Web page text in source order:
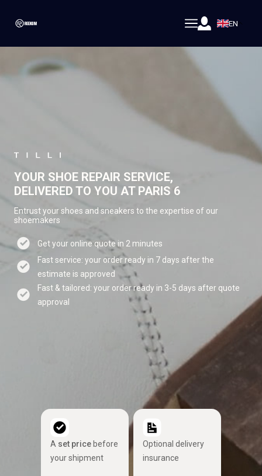
EN
YOUR SHOE REPAIR SERVICE,
DELIVERED TO YOU AT PARIS 6
Entrust your shoes and sneakers to the expertise of our
shoemakers
Get your online quote in 2 minutes
Fast service: your order ready in 7 days after the
estimate is approved
Fast & tailored: your order ready in 3-5 days after quote
approval
A set price before
your shipment
Optional delivery
insurance